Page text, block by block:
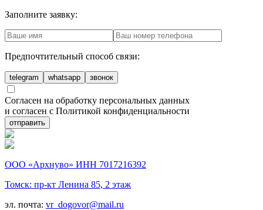
Заполните заявку:
Предпочтительный способ связи:
telegram whatsapp звонок
Согласен на обработку персональных данных
и согласен с Политикой конфиденциальности
отправить
ООО «Архнуво» ИНН 7017216392
Томск: пр-кт Ленина 85, 2 этаж
эл. почта: vr_dogovor@mail.ru